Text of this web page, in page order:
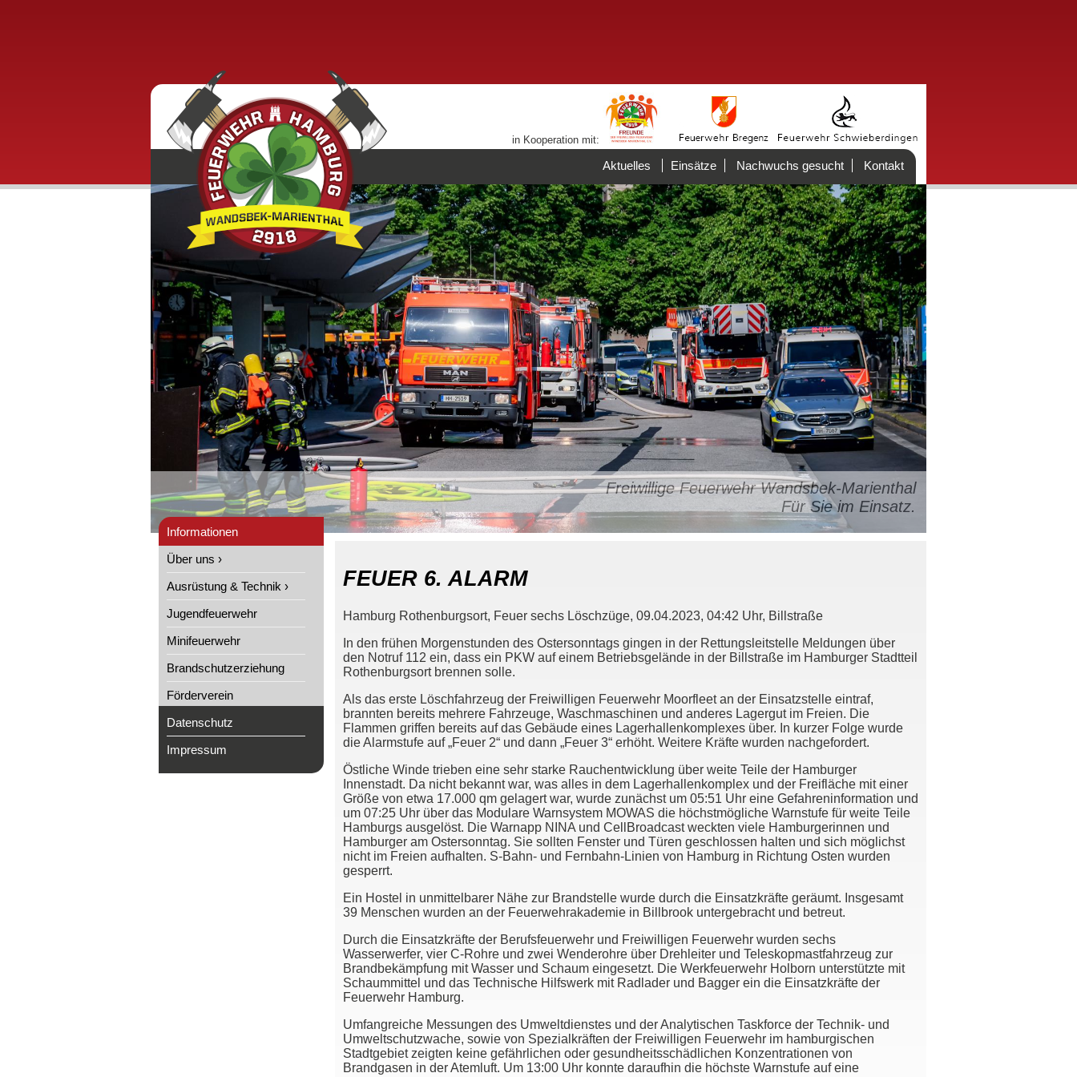
in Kooperation mit:
Aktuelles Einsätze Nachwuchs gesucht Kontakt
Freiwillige Feuerwehr Wandsbek-Marienthal
Für Sie im Einsatz.
Informationen
Über uns ›
Ausrüstung & Technik ›
Jugendfeuerwehr
Minifeuerwehr
Brandschutzerziehung
Förderverein
Datenschutz
Impressum
FEUER 6. ALARM
Hamburg Rothenburgsort, Feuer sechs Löschzüge, 09.04.2023, 04:42 Uhr, Billstraße
In den frühen Morgenstunden des Ostersonntags gingen in der Rettungsleitstelle Meldungen über
den Notruf 112 ein, dass ein PKW auf einem Betriebsgelände in der Billstraße im Hamburger Stadtteil
Rothenburgsort brennen solle.
Als das erste Löschfahrzeug der Freiwilligen Feuerwehr Moorfleet an der Einsatzstelle eintraf,
brannten bereits mehrere Fahrzeuge, Waschmaschinen und anderes Lagergut im Freien. Die
Flammen griffen bereits auf das Gebäude eines Lagerhallenkomplexes über. In kurzer Folge wurde
die Alarmstufe auf „Feuer 2“ und dann „Feuer 3“ erhöht. Weitere Kräfte wurden nachgefordert.
Östliche Winde trieben eine sehr starke Rauchentwicklung über weite Teile der Hamburger
Innenstadt. Da nicht bekannt war, was alles in dem Lagerhallenkomplex und der Freifläche mit einer
Größe von etwa 17.000 qm gelagert war, wurde zunächst um 05:51 Uhr eine Gefahreninformation und
um 07:25 Uhr über das Modulare Warnsystem MOWAS die höchstmögliche Warnstufe für weite Teile
Hamburgs ausgelöst. Die Warnapp NINA und CellBroadcast weckten viele Hamburgerinnen und
Hamburger am Ostersonntag. Sie sollten Fenster und Türen geschlossen halten und sich möglichst
nicht im Freien aufhalten. S-Bahn- und Fernbahn-Linien von Hamburg in Richtung Osten wurden
gesperrt.
Ein Hostel in unmittelbarer Nähe zur Brandstelle wurde durch die Einsatzkräfte geräumt. Insgesamt
39 Menschen wurden an der Feuerwehrakademie in Billbrook untergebracht und betreut.
Durch die Einsatzkräfte der Berufsfeuerwehr und Freiwilligen Feuerwehr wurden sechs
Wasserwerfer, vier C-Rohre und zwei Wenderohre über Drehleiter und Teleskopmastfahrzeug zur
Brandbekämpfung mit Wasser und Schaum eingesetzt. Die Werkfeuerwehr Holborn unterstützte mit
Schaummittel und das Technische Hilfswerk mit Radlader und Bagger ein die Einsatzkräfte der
Feuerwehr Hamburg.
Umfangreiche Messungen des Umweltdienstes und der Analytischen Taskforce der Technik- und
Umweltschutzwache, sowie von Spezialkräften der Freiwilligen Feuerwehr im hamburgischen
Stadtgebiet zeigten keine gefährlichen oder gesundheitsschädlichen Konzentrationen von
Brandgasen in der Atemluft. Um 13:00 Uhr konnte daraufhin die höchste Warnstufe auf eine